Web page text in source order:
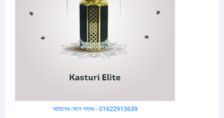
আমাদের ফোন নম্বর - 01622913639